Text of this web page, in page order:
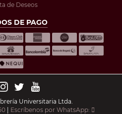
de Deseos
DE PAGO
Universitaria Ltda.
| Escríbenos por WhatsApp: